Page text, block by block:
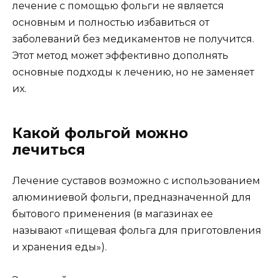
лечение с помощью фольги не является
основным и полностью избавиться от
заболеваний без медикаментов не получится.
Этот метод может эффективно дополнять
основные подходы к лечению, но не заменяет
их.
Какой фольгой можно
лечиться
Лечение суставов возможно с использованием
алюминиевой фольги, предназначенной для
бытового применения (в магазинах ее
называют «пищевая фольга для приготовления
и хранения еды»).